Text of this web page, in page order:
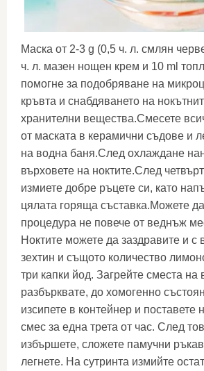
Маска от 2-3 g (0,5 ч. л. смлян
ч. л. мазен нощен крем и 10 ml
помогне за подобряване на
кръвта и снабдяването на
хранителни вещества.Смесете
от маската в керамични съдове и
на водна баня.След охлаждане
върховете на ноктите.След
измиете добре ръцете си, като
цялата горяща съставка.Можете
процедура не повече от веднъж
Ноктите можете да заздравите и с
зехтин и същото количество
три капки йод. Загрейте сместа на
разбърквате, до хомогенно
изсипете в контейнер и поставете
смес за една трета от час. След
избършете, сложете памучни
легнете. На сутринта измийте